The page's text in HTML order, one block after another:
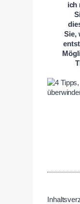
ich
Sie,